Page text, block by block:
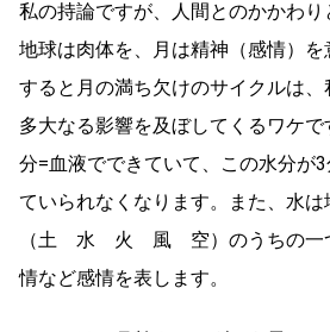
私の持論ですが、人間とのかかわり
地球は肉体を、月は精神（感情）を
すると月の満ち欠けのサイクルは
多大なる影響を及ぼしてくるワケ
分=血液でできていて、この水分が
ていられなくなります。また、水
（土 水 火 風 空）のうちの一
情など感情を表します。